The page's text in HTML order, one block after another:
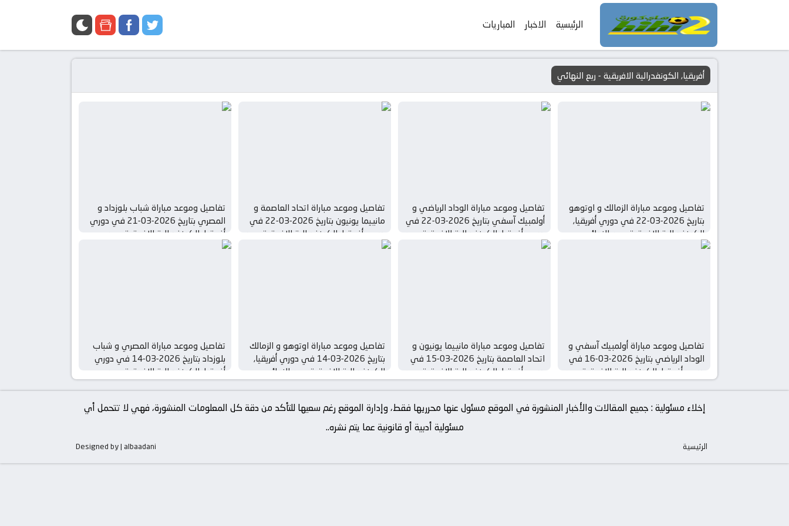
الرئيسية الاخبار المباريات
أفريقيا, الكونفدرالية الافريقية - ربع النهائي
تفاصيل وموعد مباراة الزمالك و اوتوهو
بتاريخ 2026-03-22 في دوري أفريقيا,
الكونفدرالية الافريقية – ربع النهائي
تفاصيل وموعد مباراة الوداد الرياضي و
أولمبيك آسفي بتاريخ 2026-03-22 في
دوري أفريقيا, الكونفدرالية الافريقية – ربع
النهائي
تفاصيل وموعد مباراة اتحاد العاصمة و
مانييما يونيون بتاريخ 2026-03-22 في
دوري أفريقيا, الكونفدرالية الافريقية – ربع
النهائي
تفاصيل وموعد مباراة شباب بلوزداد و
المصري بتاريخ 2026-03-21 في دوري
أفريقيا, الكونفدرالية الافريقية – ربع
النهائي
تفاصيل وموعد مباراة أولمبيك آسفي و
الوداد الرياضي بتاريخ 2026-03-16 في
دوري أفريقيا, الكونفدرالية الافريقية – ربع
النهائي
تفاصيل وموعد مباراة مانييما يونيون و
اتحاد العاصمة بتاريخ 2026-03-15 في
دوري أفريقيا, الكونفدرالية الافريقية – ربع
النهائي
تفاصيل وموعد مباراة اوتوهو و الزمالك
بتاريخ 2026-03-14 في دوري أفريقيا,
الكونفدرالية الافريقية – ربع النهائي
تفاصيل وموعد مباراة المصري و شباب
بلوزداد بتاريخ 2026-03-14 في دوري
أفريقيا, الكونفدرالية الافريقية – ربع
النهائي
إخلاء مسئولية : جميع المقالات والأخبار المنشورة في الموقع مسئول عنها محرريها فقط، وإدارة الموقع رغم سعيها للتأكد من دقة كل المعلومات المنشورة، فهي لا تتحمل أي
مسئولية أدبية أو قانونية عما يتم نشره..
Designed by | albaadani الرئيسية